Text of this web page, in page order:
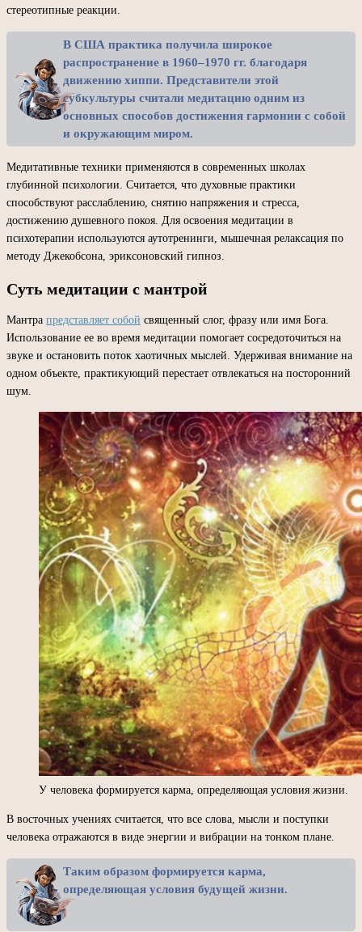
стереотипные реакции.
В США практика получила широкое
распространение в 1960–1970 гг. благодаря
движению хиппи. Представители этой
субкультуры считали медитацию одним из
основных способов достижения гармонии с собой
и окружающим миром.
Медитативные техники применяются в современных школах
глубинной психологии. Считается, что духовные практики
способствуют расслаблению, снятию напряжения и стресса,
достижению душевного покоя. Для освоения медитации в
психотерапии используются аутотренинги, мышечная релаксация по
методу Джекобсона, эриксоновский гипноз.
Суть медитации с мантрой
Мантра представляет собой священный слог, фразу или имя Бога.
Использование ее во время медитации помогает сосредоточиться на
звуке и остановить поток хаотичных мыслей. Удерживая внимание на
одном объекте, практикующий перестает отвлекаться на посторонний
шум.
У человека формируется карма, определяющая условия жизни.
В восточных учениях считается, что все слова, мысли и поступки
человека отражаются в виде энергии и вибрации на тонком плане.
Таким образом формируется карма,
определяющая условия будущей жизни.